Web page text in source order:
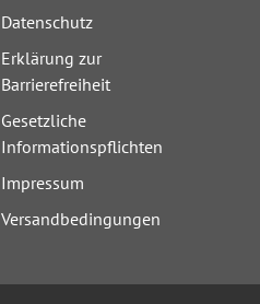
Datenschutz
Erklärung zur
Barrierefreiheit
Gesetzliche
Informationspflichten
Impressum
Versandbedingungen